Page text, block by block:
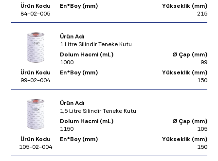
Ürün Kodu
84-02-005
En*Boy (mm)
Yükseklik (mm)
215
Ürün Adı
1 Litre Silindir Teneke Kutu
Dolum Hacmi (mL)
1000
Ø Çap (mm)
99
Ürün Kodu
99-02-004
En*Boy (mm)
Yükseklik (mm)
150
Ürün Adı
1,5 Litre Silindir Teneke Kutu
Dolum Hacmi (mL)
1150
Ø Çap (mm)
105
Ürün Kodu
105-02-004
En*Boy (mm)
Yükseklik (mm)
150